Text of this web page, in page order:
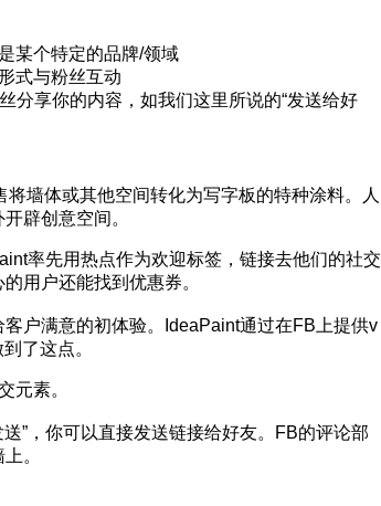
某个特定的品牌/领域
式与粉丝互动
分享你的内容，如我们这里所说的“发送给好
将墙体或其他空间转化为写字板的特种涂料。人
辟创意空间。
率先用热点作为欢迎标签，链接去他们的社交
用户还能找到优惠券。
户满意的初体验。IdeaPaint通过在FB上提供v
了这点。
元素。
送”，你可以直接发送链接给好友。FB的评论部
。